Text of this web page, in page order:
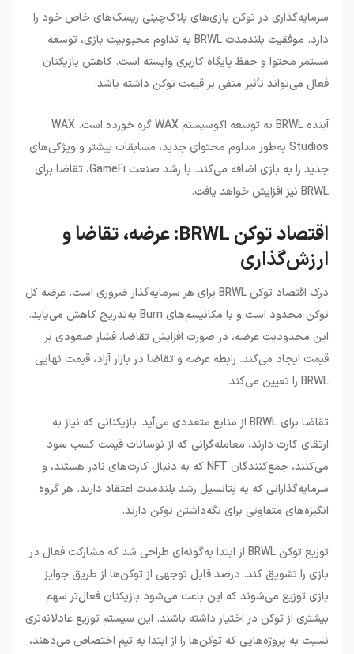
سرمایه‌گذاری در توکن بازی‌های بلاک‌چینی ریسک‌های خاص خود را
دارد. موفقیت بلندمدت BRWL به تداوم محبوبیت بازی، توسعه
مستمر محتوا و حفظ پایگاه کاربری وابسته است. کاهش بازیکنان
فعال می‌تواند تأثیر منفی بر قیمت توکن داشته باشد.
آینده BRWL به توسعه اکوسیستم WAX گره خورده است. WAX
Studios به‌طور مداوم محتوای جدید، مسابقات بیشتر و ویژگی‌های
جدید را به بازی اضافه می‌کند. با رشد صنعت GameFi، تقاضا برای
BRWL نیز افزایش خواهد یافت.
اقتصاد توکن BRWL: عرضه، تقاضا و
ارزش‌گذاری
درک اقتصاد توکن BRWL برای هر سرمایه‌گذار ضروری است. عرضه کل
توکن محدود است و با مکانیسم‌های Burn به‌تدریج کاهش می‌یابد.
این محدودیت عرضه، در صورت افزایش تقاضا، فشار صعودی بر
قیمت ایجاد می‌کند. رابطه عرضه و تقاضا در بازار آزاد، قیمت نهایی
BRWL را تعیین می‌کند.
تقاضا برای BRWL از منابع متعددی می‌آید: بازیکنانی که نیاز به
ارتقای کارت دارند، معامله‌گرانی که از نوسانات قیمت کسب سود
می‌کنند، جمع‌کنندگان NFT که به دنبال کارت‌های نادر هستند، و
سرمایه‌گذارانی که به پتانسیل رشد بلندمدت اعتقاد دارند. هر گروه
انگیزه‌های متفاوتی برای نگه‌داشتن توکن دارند.
توزیع توکن BRWL از ابتدا به‌گونه‌ای طراحی شد که مشارکت فعال در
بازی را تشویق کند. درصد قابل توجهی از توکن‌ها از طریق جوایز
بازی توزیع می‌شوند که این باعث می‌شود بازیکنان فعال‌تر سهم
بیشتری از توکن در اختیار داشته باشند. این سیستم توزیع عادلانه‌تری
نسبت به پروژه‌هایی که توکن‌ها را از ابتدا به تیم اختصاص می‌دهند،